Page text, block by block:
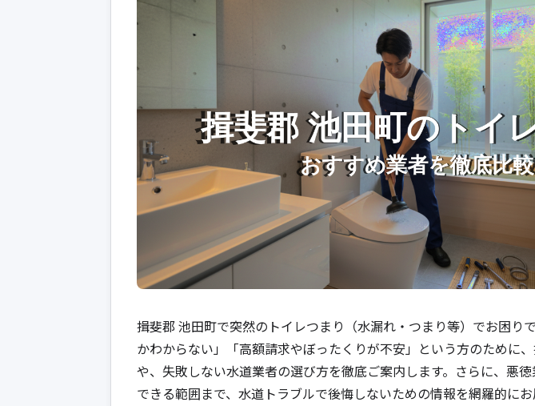
揖斐郡 池田町で突然のトイレつまり（水漏れ・つまり等）でお困り
かわからない」「高額請求やぼったくりが不安」という方のために
や、失敗しない水道業者の選び方を徹底ご案内します。さらに、悪
できる範囲まで、水道トラブルで後悔しないための情報を網羅的に